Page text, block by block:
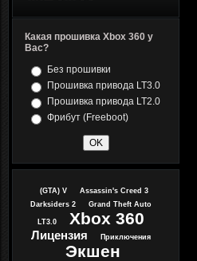
Какая прошивка Xbox 360 у
Вас?
Без прошивки
Прошивка привода LT3.0
Прошивка привода LT2.0
Фрибут (Freeboot)
(GTA) V
Assassin's Creed 3
Darksiders 2
Grand Theft Auto
LT3.0 Xbox 360
Лицензия Приключения
Экшен